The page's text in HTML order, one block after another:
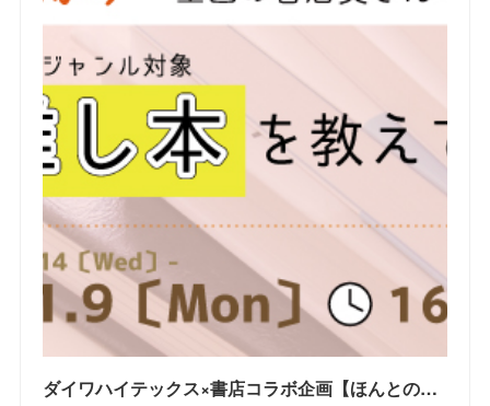
ダイワハイテックス×書店コラボ企画【ほんとのつながり】